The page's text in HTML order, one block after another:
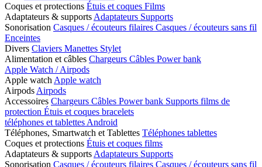
Coques et protections Étuis et coques Films
Adaptateurs & supports Adaptateurs Supports
Sonorisation Casques / écouteurs filaires Casques / écouteurs sans fil
Enceintes
Divers Claviers Manettes Stylet
Alimentation et câbles Chargeurs Câbles Power bank
Apple Watch / Airpods
Apple watch Apple watch
Airpods Airpods
Accessoires Chargeurs Câbles Power bank Supports films de
protection Étuis et coques bracelets
téléphones et tablettes Android
Téléphones, Smartwatch et Tablettes Téléphones tablettes
Coques et protections Étuis et coques films
Adaptateurs & supports Adaptateurs Supports
Sonorisation Casques / écouteurs filaires Casques / écouteurs sans fil